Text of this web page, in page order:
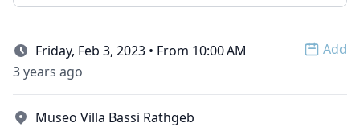
Friday, Feb 3, 2023 • From 10:00 AM
Add
3 years ago
Museo Villa Bassi Rathgeb